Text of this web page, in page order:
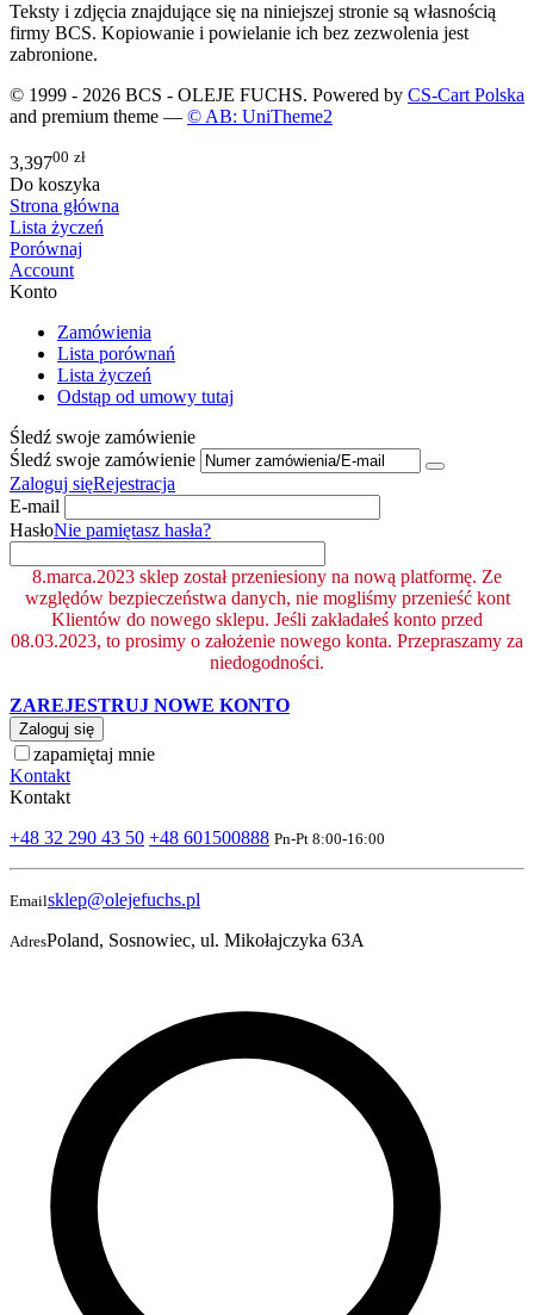
Teksty i zdjęcia znajdujące się na niniejszej stronie są własnością
firmy BCS. Kopiowanie i powielanie ich bez zezwolenia jest
zabronione.
© 1999 - 2026 BCS - OLEJE FUCHS. Powered by CS-Cart Polska
and premium theme — © AB: UniTheme2
3,39700 zł
Do koszyka
Strona główna
Lista życzeń
Porównaj
Account
Konto
Zamówienia
Lista porównań
Lista życzeń
Odstąp od umowy tutaj
Śledź swoje zamówienie
Śledź swoje zamówienie
Zaloguj sięRejestracja
E-mail
HasłoNie pamiętasz hasła?
8.marca.2023 sklep został przeniesiony na nową platformę. Ze
względów bezpieczeństwa danych, nie mogliśmy przenieść kont
Klientów do nowego sklepu. Jeśli zakładałeś konto przed
08.03.2023, to prosimy o założenie nowego konta. Przepraszamy za
niedogodności.
ZAREJESTRUJ NOWE KONTO
Zaloguj się
zapamiętaj mnie
Kontakt
Kontakt
+48 32 290 43 50 +48 601500888 Pn-Pt 8:00-16:00
Emailsklep@olejefuchs.pl
AdresPoland, Sosnowiec, ul. Mikołajczyka 63A